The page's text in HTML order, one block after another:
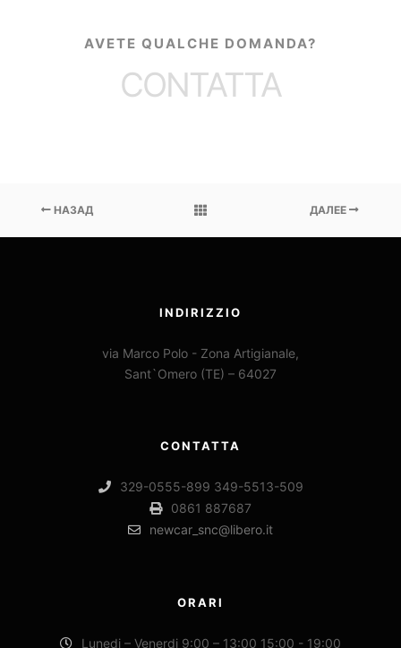
AVETE QUALCHE DOMANDA?
CONTATTA
НАЗАД ДАЛЕЕ
INDIRIZZIO
via Marco Polo - Zona Artigianale,
Sant`Omero (TE) – 64027
CONTATTA
329-0555-899 349-5513-509
0861 887687
newcar_snc@libero.it
ORARI
Lunedi – Venerdi 9:00 – 13:00 15:00 - 19:00